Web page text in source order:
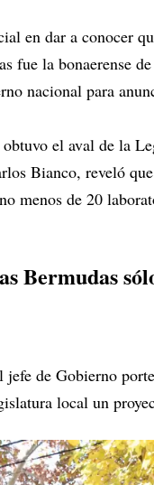
en dar a conocer
fue la bonaerense
nacional para
el aval de la
Bianco, reveló
menos de 20
Bermudas
de Gobierno
local un